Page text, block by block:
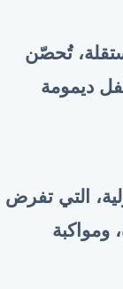
تُحصّن
ديمومة
التي تفرض
ومواكبة